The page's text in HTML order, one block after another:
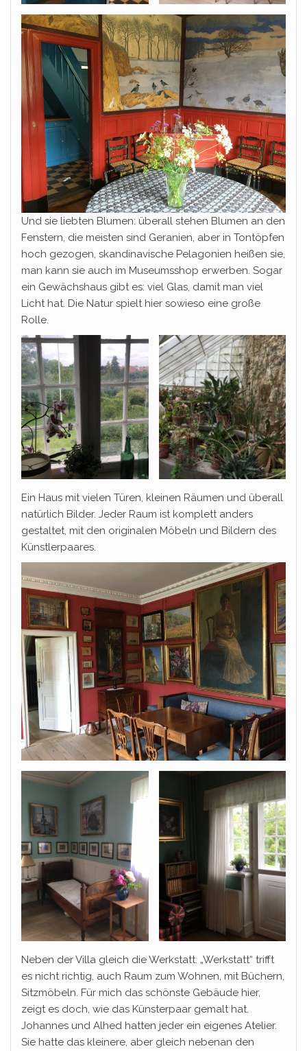
Und sie liebten Blumen: überall stehen Blumen an den
Fenstern, die meisten sind Geranien, aber in Tontöpfen
hoch gezogen, skandinavische Pelagonien heißen sie,
man kann sie auch im Museumsshop erwerben. Sogar
ein Gewächshaus gibt es: viel Glas, damit man viel
Licht hat. Die Natur spielt hier sowieso eine große
Rolle.
Ein Haus mit vielen Türen, kleinen Räumen und überall
natürlich Bilder. Jeder Raum ist komplett anders
gestaltet, mit den originalen Möbeln und Bildern des
Künstlerpaares.
Neben der Villa gleich die Werkstatt. „Werkstatt“ trifft
es nicht richtig, auch Raum zum Wohnen, mit Büchern,
Sitzmöbeln. Für mich das schönste Gebäude hier,
zeigt es doch, wie das Künsterpaar gemalt hat.
Johannes und Alhed hatten jeder ein eigenes Atelier.
Sie hatte das kleinere, aber gleich nebenan den